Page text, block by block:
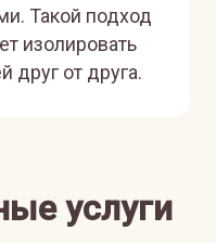
Такой подход
изолировать
друг от друга.
услуги